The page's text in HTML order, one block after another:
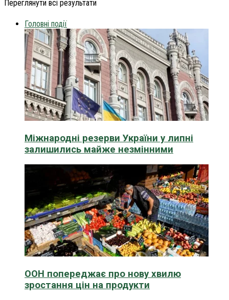
Переглянути всі результати
Головні події
Міжнародні резерви України у липні
залишились майже незмінними
ООН попереджає про нову хвилю
зростання цін на продукти